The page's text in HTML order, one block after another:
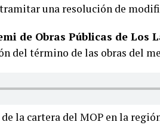
una resolución de
de Obras Públicas de Los
del término de las obras del
la cartera del MOP en la